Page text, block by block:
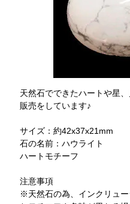
天然石でできたハートや星
販売をしています♪
サイズ：約42x37x21mm
石の名前：ハウライト
ハートモチーフ
注意事項
※天然石の為、インクリュ